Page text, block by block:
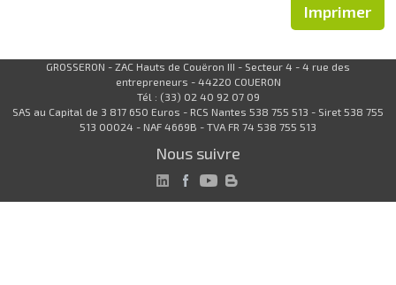
Imprimer
GROSSERON - ZAC Hauts de Couëron III - Secteur 4 - 4 rue des
entrepreneurs - 44220 COUERON
Tél : (33) 02 40 92 07 09
SAS au Capital de 3 817 650 Euros - RCS Nantes 538 755 513 - Siret 538 755
513 00024 - NAF 4669B - TVA FR 74 538 755 513
Nous suivre